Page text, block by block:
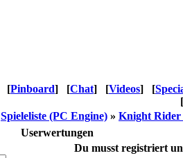
[Pinboard] [Chat] [Videos] [
[
Spieleliste (PC Engine) » Knight Rider
Userwertungen
Du musst registriert